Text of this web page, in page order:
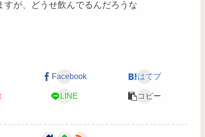
が、どうせ飲んでるんだろうな
Facebook はてブ
LINE コピー